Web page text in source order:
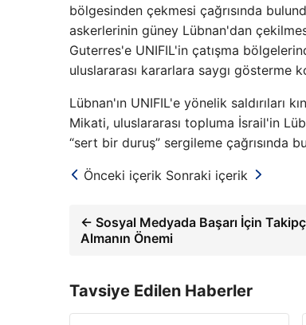
bölgesinden çekmesi çağrısında
askerlerinin güney Lübnan'dan
Guterres'e UNIFIL'in çatışma
uluslararası kararlara saygı gösterme
Lübnan'ın UNIFIL'e yönelik saldırıları
Mikati, uluslararası topluma İsrail'in
“sert bir duruş” sergileme çağrısında
Önceki içerik Sonraki içerik
← Sosyal Medyada Başarı İçin
Almanın Önemi
Tavsiye Edilen Haberler